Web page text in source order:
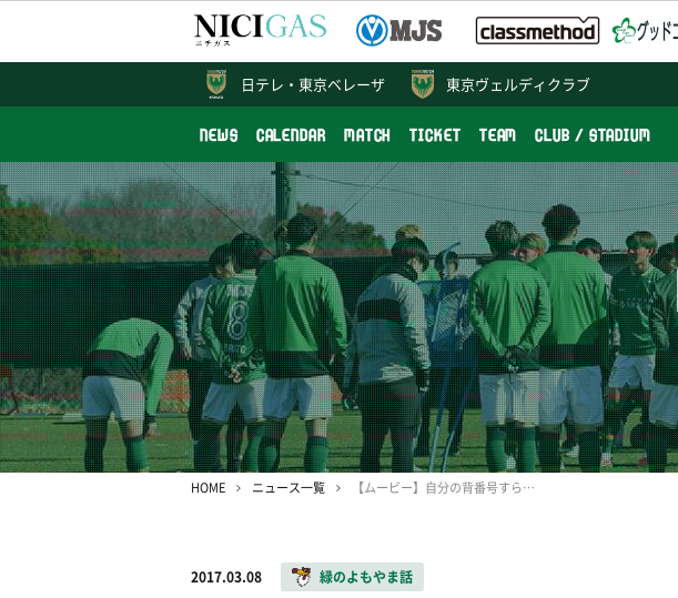
東京ヴェルディクラブ
NEWS CALENDAR MATCH TICKET TEAM CLUB / STADIUM
日テレ・ 東京ベレーザ
HOME ニュース一覧 【ムービー】自分の背番号すら…
2017.03.08 緑のよもやま話